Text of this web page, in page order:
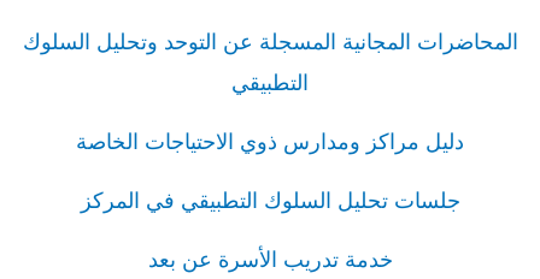
المحاضرات المجانية المسجلة عن التوحد وتحليل السلوك
التطبيقي
دليل مراكز ومدارس ذوي الاحتياجات الخاصة
جلسات تحليل السلوك التطبيقي في المركز
خدمة تدريب الأسرة عن بعد